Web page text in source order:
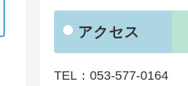
アクセス
TEL：053-577-0164